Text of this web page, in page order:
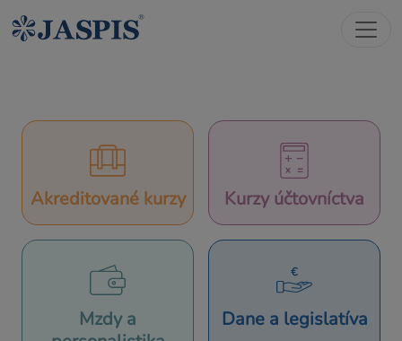
Akreditované kurzy Kurzy účtovníctva
Mzdy a
Dane a legislatíva